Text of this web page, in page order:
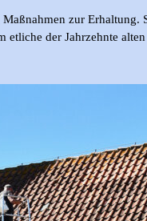
zur Erhaltung.
der Jahrzehnte